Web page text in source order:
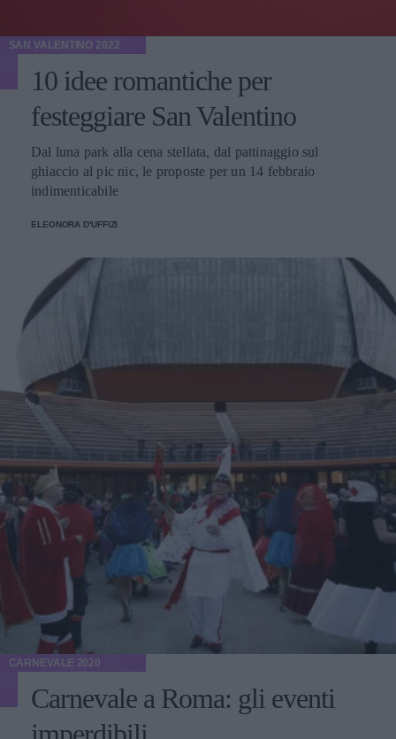
SAN VALENTINO 2022
10 idee romantiche per
festeggiare San Valentino
Dal luna park alla cena stellata, dal pattinaggio sul
ghiaccio al pic nic, le proposte per un 14 febbraio
indimenticabile
ELEONORA D'UFFIZI
CARNEVALE 2020
Carnevale a Roma: gli eventi